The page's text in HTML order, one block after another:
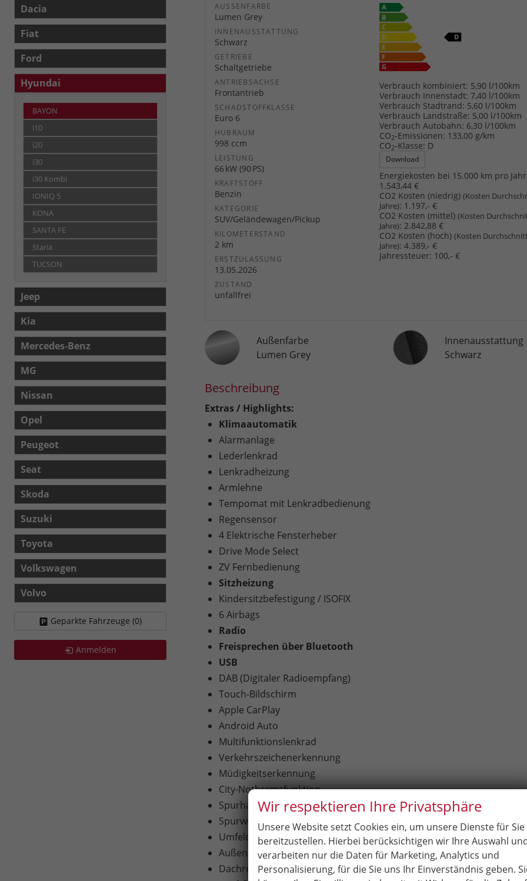
AUSSENFARBE
Lumen Grey
INNENAUSSTATTUNG
Schwarz
GETRIEBE
Schaltgetriebe
ANTRIEBSACHSE
Frontantrieb
SCHADSTOFFKLASSE
Euro 6
HUBRAUM
998 ccm
LEISTUNG
66 kW (90 PS)
KRAFTSTOFF
Benzin
KATEGORIE
SUV/Geländewagen/Pickup
KILOMETERSTAND
2 km
ERSTZULASSUNG
13.05.2026
ZUSTAND
unfallfrei
Verbrauch kombiniert: 5,90 l/100km
Verbrauch Innenstadt: 7,40 l/100km
Verbrauch Stadtrand: 5,60 l/100km
Verbrauch Landstraße: 5,00 l/100km
Verbrauch Autobahn: 6,30 l/100km
CO2-Emissionen: 133,00 g/km
CO2-Klasse: D
Download
Energiekosten bei 15.000 km pro
1.543,44 €
CO2 Kosten (niedrig)(Kosten
Jahre): 1.197,- €
CO2 Kosten (mittel)(Kosten
Jahre): 2.842,88 €
CO2 Kosten (hoch)(Kosten
Jahre): 4.389,- €
Jahressteuer: 100,- €
Außenfarbe
Lumen Grey
InnenausstattungInnenausstattung
Schwarz
Beschreibung
Extras / Highlights:
Klimaautomatik
Alarmanlage
Lederlenkrad
Lenkradheizung
Armlehne
Tempomat mit Lenkradbedienung
Regensensor
4 Elektrische Fensterheber
Drive Mode Select
ZV Fernbedienung
Sitzheizung
Kindersitzbefestigung / ISOFIX
6 Airbags
Radio
Freisprechen über Bluetooth
USB
DAB (Digitaler Radioempfang)
Touch-Bildschirm
Apple CarPlay
Android Auto
Multifunktionslenkrad
Verkehrszeichenerkennung
Müdigkeitserkennung
City-Notbremsfunktion
Spurhalteassistent (Lane Assist)
Spurwechselassistent (Side Assist)
Umfeldbeobachtungssystem (Front Assist)
Außenspiegel: elektrisch, beheizbar, elektrisch anklappbar
Dachreling Schwarz
Dacia
Fiat
Ford
Hyundai
BAYON
i10
i20
i30
i30 Kombi
IONIQ 5
KONA
SANTA FE
Staria
TUCSON
Jeep
Kia
Mercedes-Benz
MG
Nissan
Opel
Peugeot
Seat
Skoda
Suzuki
Toyota
Volkswagen
Volvo
Geparkte Fahrzeuge (0)
Anmelden
Wir respektieren Ihre Privatsphäre
Unsere Website setzt Cookies ein, um unsere Dienste für Sie
bereitzustellen. Hierbei berücksichtigen wir Ihre Auswahl
verarbeiten nur die Daten für Marketing, Analytics und
Personalisierung, für die Sie uns Ihr Einverständnis geben.